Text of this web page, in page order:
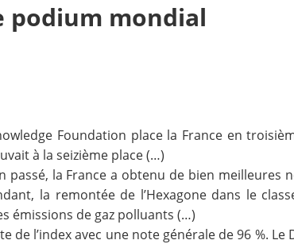
podium mondial
Foundation place la France en
à la seizième place (…)
passé, la Francea obtenu de bien meilleures
la remontée de l’Hexagone dans le
émissions de gaz polluants (…)
de l’index avec une note générale de 96 %.